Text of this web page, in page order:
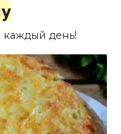
каждый день!